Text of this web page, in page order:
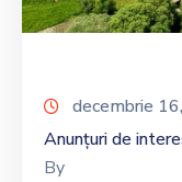
decembrie
Anunțuri de
By